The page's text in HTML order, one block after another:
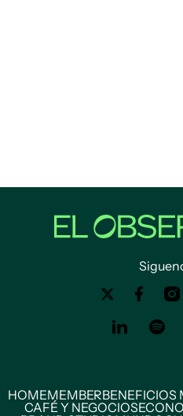
HOMEMEMBERBENEFICIOS
CAFÉ Y NEGOCIOS